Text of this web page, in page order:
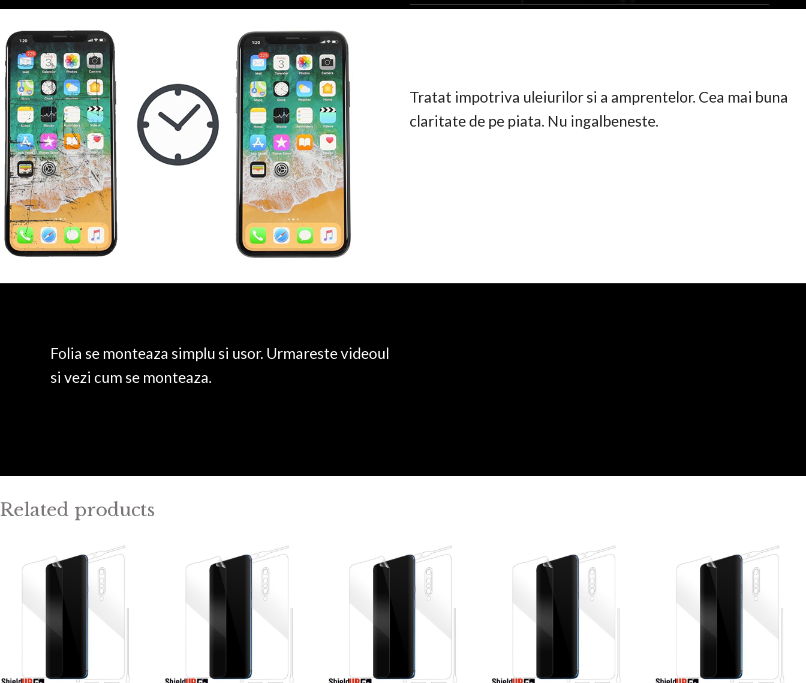
Tratat impotriva uleiurilor si a amprentelor. Cea mai buna
claritate de pe piata. Nu ingalbeneste.
Folia se monteaza simplu si usor. Urmareste videoul
si vezi cum se monteaza.
Related products